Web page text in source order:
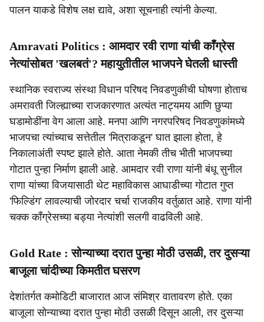
पालन याकडे विशेष लक्ष द्यावे, अशा सूचनाही त्यांनी केल्या.
Amravati Politics : आमदार रवी राणा यांची काँग्रेस
नेत्यांसोबत 'खलबतं'? महायुतीतील भाजपने घेतली धास्ती
स्थानिक स्वराज्य संस्था विधान परिषद निवडणुकीची घोषणा होताच
अमरावती जिल्ह्याच्या राजकारणात अत्यंत नाट्यमय आणि छुप्या
घडामोडींना वेग आला आहे. मनपा आणि नगरपरिषद निवडणुकांमध्ये
भाजपचा त्यांच्याच सत्तेतील 'मित्राकडून' घात झाला होता, हे
निकालाअंती स्पष्ट झाले होते. आता नेमकी तीच भीती भाजपच्या
गोटात पुन्हा निर्माण झाली आहे. आमदार रवी राणा यांनी बंधू सुनील
राणा यांच्या विजयासाठी थेट महाविकास आघाडीच्या गोटात गुप्त
'फिल्डिंग' लावल्याची जोरदार चर्चा राजकीय वर्तुळात आहे. राणा यांनी
चक्क काँग्रेसच्या बड्या नेत्यांशी सलगी वाढविली आहे.
Gold Rate : सोन्याच्या दरात पुन्हा मोठी उसळी, तर दुसऱ्या
बाजूला चांदीच्या किमतीत घसरण
देशांतर्गत कमोडिटी बाजारात आज संमिश्र वातावरण होते. एका
बाजूला सोन्याच्या दरात पुन्हा मोठी उसळी दिसून आली, तर दुसऱ्या